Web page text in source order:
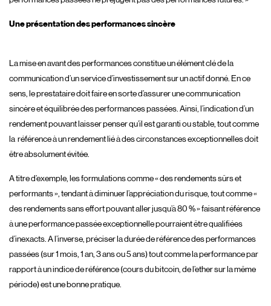
Une présentation des performances sincère
La mise en avant des performances constitue un élément clé de la
communication d’un service d’investissement sur un actif donné. En ce
sens, le prestataire doit faire en sorte d’assurer une communication
sincère et équilibrée des performances passées. Ainsi, l’indication d’un
rendement pouvant laisser penser qu’il est garanti ou stable, tout comme
la référence à un rendement lié à des circonstances exceptionnelles doit
être absolument évitée.
A titre d’exemple, les formulations comme « des rendements sûrs et
performants », tendant à diminuer l’appréciation du risque, tout comme «
des rendements sans effort pouvant aller jusqu’à 80 % » faisant référence
à une performance passée exceptionnelle pourraient être qualifiées
d’inexacts. A l’inverse, préciser la durée de référence des performances
passées (sur 1 mois, 1 an, 3 ans ou 5 ans) tout comme la performance par
rapport à un indice de référence (cours du bitcoin, de l’ether sur la même
période) est une bonne pratique.